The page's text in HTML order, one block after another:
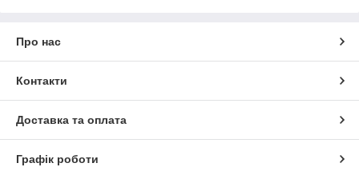
Про нас
Контакти
Доставка та оплата
Графік роботи